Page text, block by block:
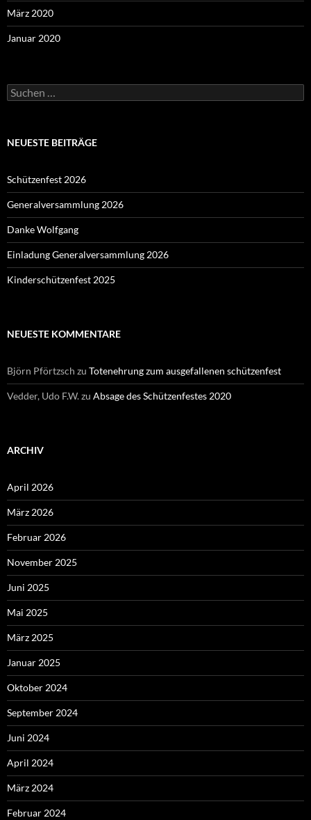
März 2020
Januar 2020
Suchen
nach:
NEUESTE BEITRÄGE
Schützenfest 2026
Generalversammlung 2026
Danke Wolfgang
Einladung Generalversammlung 2026
Kinderschützenfest 2025
NEUESTE KOMMENTARE
Björn Pförtzsch zu Totenehrung zum ausgefallenen schützenfest
Vedder, Udo F.W.zu Absage des Schützenfestes 2020
ARCHIV
April 2026
März 2026
Februar 2026
November 2025
Juni 2025
Mai 2025
März 2025
Januar 2025
Oktober 2024
September 2024
Juni 2024
April 2024
März 2024
Februar 2024